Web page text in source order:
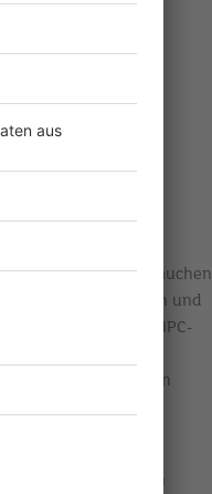
Unternehmen brauchen
Algorithmen und
Data Scientists, HPC-
Experimente
normal, und Firmen
Offices“ oder
Unternehmen testen